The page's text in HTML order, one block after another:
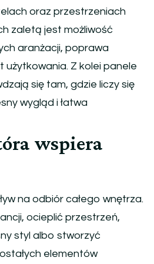
oraz przestrzeniach
zaletą jest możliwość
aranżacji, poprawa
Z kolei panele
się tam, gdzie liczy się
wygląd i łatwa
wspiera
na odbiór całego wnętrza.
ocieplić przestrzeń,
styl albo stworzyć
elementów